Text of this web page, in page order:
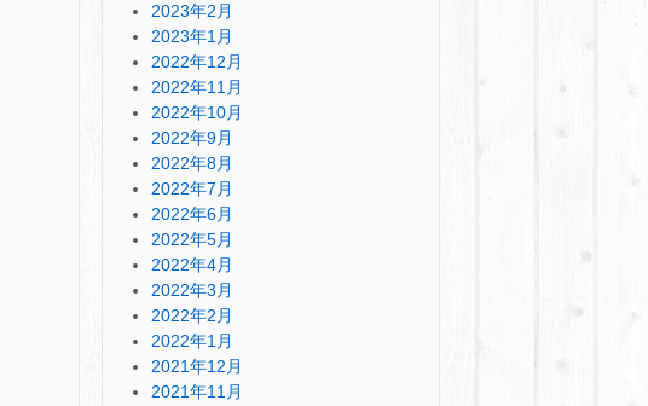
2023年2月
2023年1月
2022年12月
2022年11月
2022年10月
2022年9月
2022年8月
2022年7月
2022年6月
2022年5月
2022年4月
2022年3月
2022年2月
2022年1月
2021年12月
2021年11月